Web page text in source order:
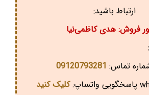
ارتباط باشید:
فروش: هدی کاظمی‌نیا
تماس: 09120793281
پاسخگویی واتساپ:کلیک کنید